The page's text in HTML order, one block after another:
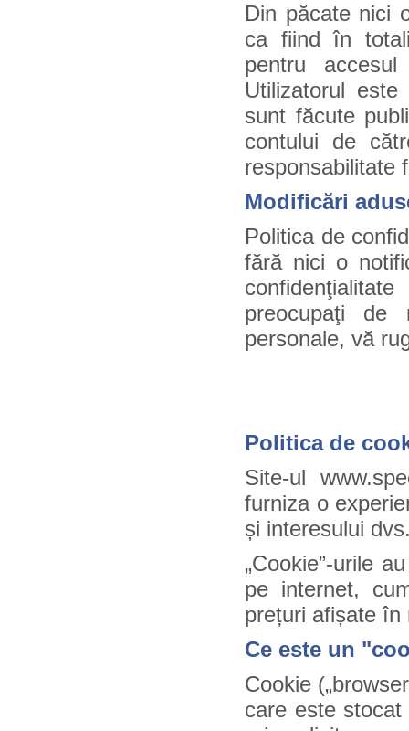
Din păcate nici
ca fiind în
pentru
Utilizatorul
sunt făcute
contului de
responsabilitate
Modificări
Politica de
fără nici o
preocupaţi de
personale, vă
Politica de
Site-ul
furniza o
și interesului
„Cookie”-urile
pe internet,
prețuri afișate în
Ce este un
Cookie
care este